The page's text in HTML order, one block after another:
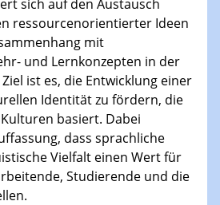
eine neue Ausgabe des
Diversity, Interculturality and
zu dürfen, die dieses
Rovira i Virgili
wird.
sich auf den Austausch
ressourcenorientierter Ideen
mit
und Lernkonzepten in der
ist es, die Entwicklung einer